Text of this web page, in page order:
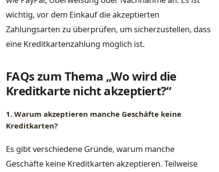
wichtig, vor dem Einkauf die akzeptierten
Zahlungsarten zu überprüfen, um sicherzustellen, dass
eine Kreditkartenzahlung möglich ist.
FAQs zum Thema „Wo wird die
Kreditkarte nicht akzeptiert?“
1. Warum akzeptieren manche Geschäfte keine
Kreditkarten?
Es gibt verschiedene Gründe, warum manche
Geschäfte keine Kreditkarten akzeptieren. Teilweise